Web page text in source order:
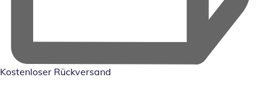
Kostenloser Rückversand